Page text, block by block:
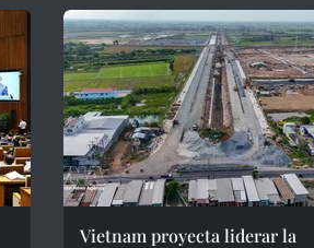
Vietnam proyecta liderar la